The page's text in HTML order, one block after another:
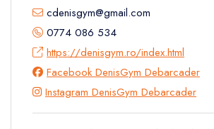
cdenisgym@gmail.com
0774 086 534
https://denisgym.ro/index.html
Facebook DenisGym Debarcader
Instagram DenisGym Debarcader